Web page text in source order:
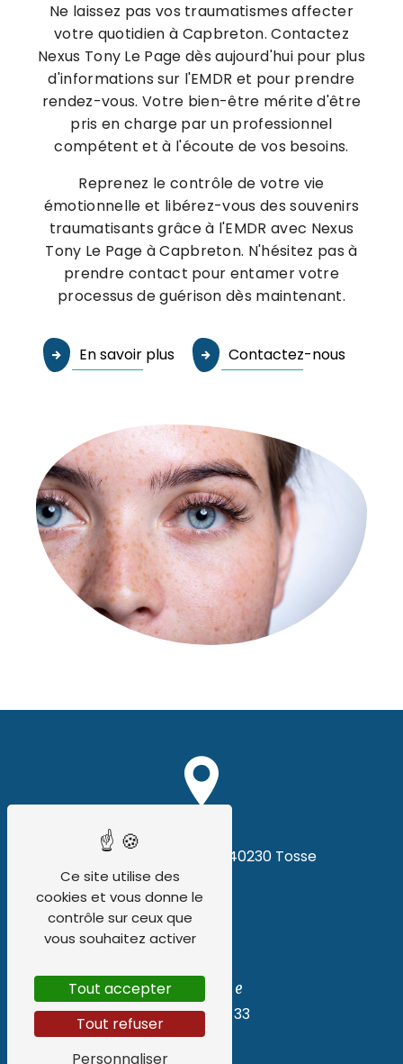
Ne laissez pas vos traumatismes affecter
votre quotidien à Capbreton. Contactez
Nexus Tony Le Page dès aujourd'hui pour plus
d'informations sur l'EMDR et pour prendre
rendez-vous. Votre bien-être mérite d'être
pris en charge par un professionnel
compétent et à l'écoute de vos besoins.
Reprenez le contrôle de votre vie
émotionnelle et libérez-vous des souvenirs
traumatisants grâce à l'EMDR avec Nexus
Tony Le Page à Capbreton. N'hésitez pas à
prendre contact pour entamer votre
processus de guérison dès maintenant.
En savoir plus Contactez-nous
48 Av. des Ecureuils
40230 Tosse
Téléphone
06 62 55 91 33
Ce site utilise des
cookies et vous donne le
contrôle sur ceux que
vous souhaitez activer
Tout accepter
Tout refuser
Personnaliser